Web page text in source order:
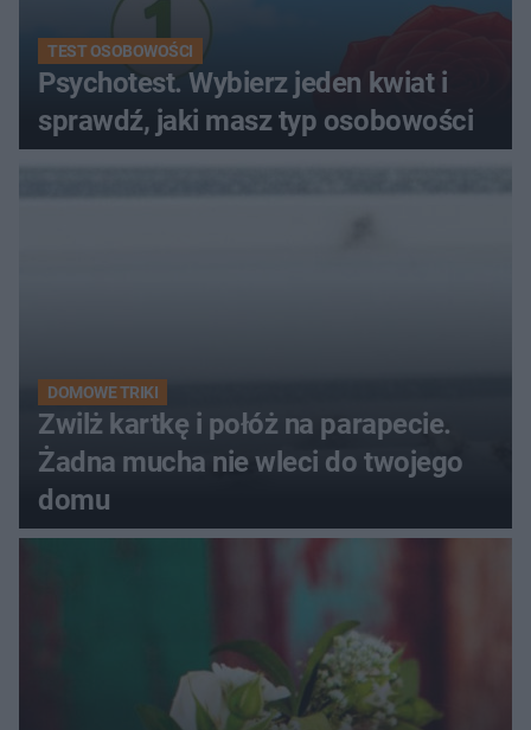
TEST OSOBOWOŚCI
Psychotest. Wybierz jeden kwiat i
sprawdź, jaki masz typ osobowości
DOMOWE TRIKI
Zwilż kartkę i połóż na parapecie.
Żadna mucha nie wleci do twojego
domu